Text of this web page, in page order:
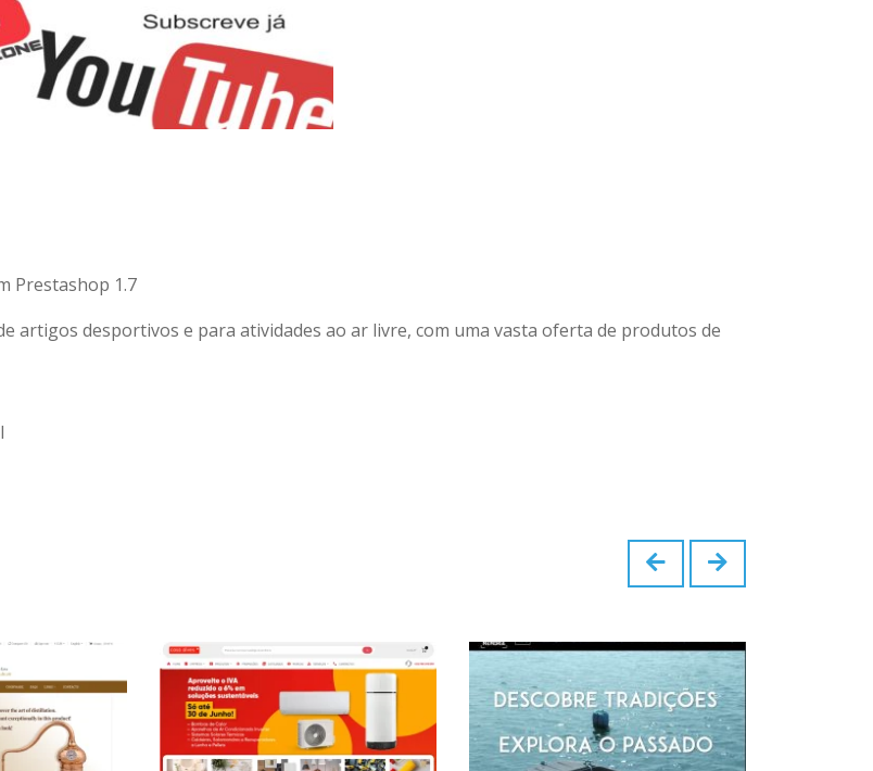
Prestashop 1.7
artigos desportivos e para atividades ao ar livre, com uma vasta oferta de produtos de